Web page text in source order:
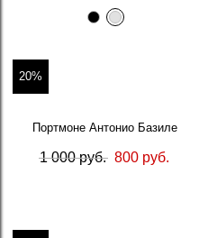
20%
Портмоне Антонио Базиле
1 000 руб. 800 руб.